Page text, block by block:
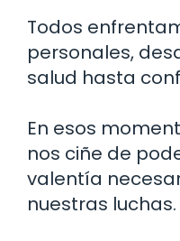
Todos
personales,
salud hasta
En esos
nos ciñe de
valentía
nuestras luchas.